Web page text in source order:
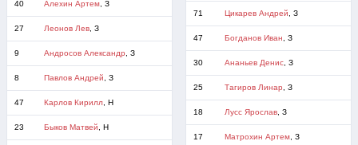
40 Алехин Артем, З
27 Леонов Лев, З
9 Андросов Александр , З
8 Павлов Андрей , З
47 Карлов Кирилл, Н
23 Быков Матвей , Н
71 Цикарев Андрей , З
47 Богданов Иван , З
30 Ананьев Денис, З
25 Тагиров Линар , З
18 Лусс Ярослав, З
17 Матрохин Артем, З